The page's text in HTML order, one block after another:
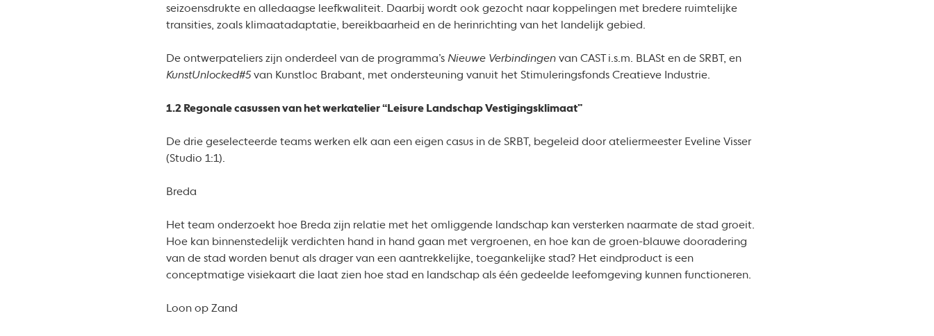
seizoensdrukte en alledaagse leefkwaliteit. Daarbij wordt ook gezocht naar koppelingen met bredere ruimtelijke
transities, zoals klimaatadaptatie, bereikbaarheid en de herinrichting van het landelijk gebied.
De ontwerpateliers zijn onderdeel van de programma’s Nieuwe Verbindingen van CAST i.s.m. BLASt en de SRBT, en
KunstUnlocked#5 van Kunstloc Brabant, met ondersteuning vanuit het Stimuleringsfonds Creatieve Industrie.
1.2 Regonale casussen van het werkatelier “Leisure Landschap Vestigingsklimaat”
De drie geselecteerde teams werken elk aan een eigen casus in de SRBT, begeleid door ateliermeester Eveline Visser
(Studio 1:1).
Breda
Het team onderzoekt hoe Breda zijn relatie met het omliggende landschap kan versterken naarmate de stad groeit.
Hoe kan binnenstedelijk verdichten hand in hand gaan met vergroenen, en hoe kan de groen-blauwe dooradering
van de stad worden benut als drager van een aantrekkelijke, toegankelijke stad? Het eindproduct is een
conceptmatige visiekaart die laat zien hoe stad en landschap als één gedeelde leefomgeving kunnen functioneren.
Loon op Zand